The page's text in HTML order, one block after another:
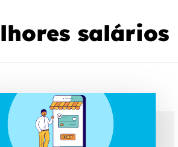
salários